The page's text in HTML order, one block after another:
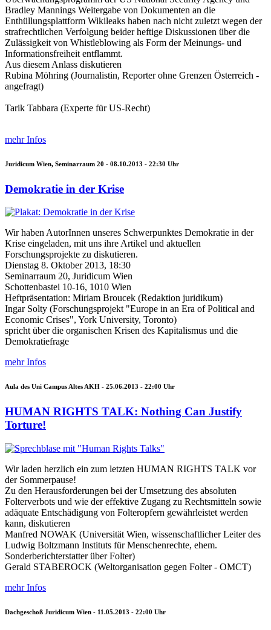
Bradley Mannings Weitergabe von Dokumenten an die
Enthüllungsplattform Wikileaks haben nach nicht zuletzt wegen der
strafrechtlichen Verfolgung beider heftige Diskussionen über die
Zulässigkeit von Whistleblowing als Form der Meinungs- und
Informationsfreiheit entflammt.
Aus diesem Anlass diskutieren
Rubina Möhring (Journalistin, Reporter ohne Grenzen Österreich -
angefragt)
Tarik Tabbara (Experte für US-Recht)
mehr Infos
Juridicum Wien, Seminarraum 20 - 08.10.2013 - 22:30 Uhr
Demokratie in der Krise
Wir haben AutorInnen unseres Schwerpunktes Demokratie in der
Krise eingeladen, mit uns ihre Artikel und aktuellen
Forschungsprojekte zu diskutieren.
Dienstag 8. Oktober 2013, 18:30
Seminarraum 20, Juridicum Wien
Schottenbastei 10-16, 1010 Wien
Heftpräsentation: Miriam Broucek (Redaktion juridikum)
Ingar Solty (Forschungsprojekt "Europe in an Era of Political and
Economic Crises", York University, Toronto)
spricht über die organischen Krisen des Kapitalismus und die
Demokratiefrage
mehr Infos
Aula des Uni Campus Altes AKH - 25.06.2013 - 22:00 Uhr
HUMAN RIGHTS TALK: Nothing Can Justify
Torture!
Wir laden herzlich ein zum letzten HUMAN RIGHTS TALK vor
der Sommerpause!
Zu den Herausforderungen bei der Umsetzung des absoluten
Folterverbots und wie der effektive Zugang zu Rechtsmitteln sowie
adäquate Entschädigung von Folteropfern gewährleistet werden
kann, diskutieren
Manfred NOWAK (Universität Wien, wissenschaftlicher Leiter des
Ludwig Boltzmann Instituts für Menschenrechte, ehem.
Sonderberichterstatter über Folter)
Gerald STABEROCK (Weltorganisation gegen Folter - OMCT)
mehr Infos
Dachgeschoß Juridicum Wien - 11.05.2013 - 22:00 Uhr